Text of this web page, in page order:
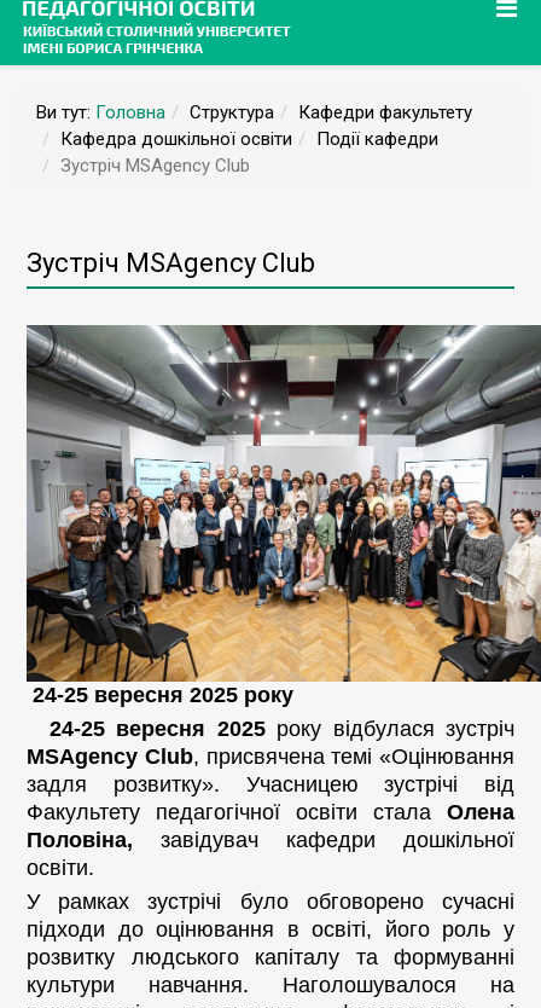
Ви тут: Головна Структура
Кафедри факультету
Кафедра дошкільної освіти
Події кафедри
Зустріч MSAgency Club
Зустріч MSAgency Club
24-25 вересня 2025 року
24-25 вересня 2025року відбулася зустріч
MSAgency Club, присвячена темі «Оцінювання
задля розвитку». Учасницею зустрічі від
Факультету педагогічної освіти стала Олена
Половіна, завідувач кафедри дошкільної
освіти.
У рамках зустрічі було обговорено сучасні
підходи до оцінювання в освіті, його роль у
розвитку людського капіталу та формуванні
культури навчання. Наголошувалося на